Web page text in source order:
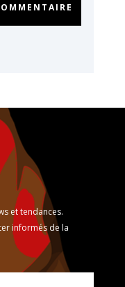
et tendances.
informés de la